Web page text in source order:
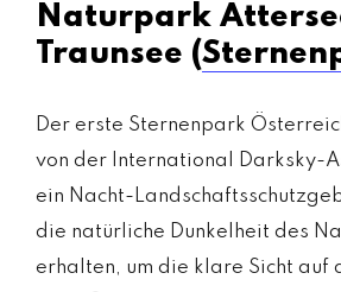
Naturpark
Traunsee (
Der erste Sternenpark
von der International Darksky-
ein Nacht-
die natürliche Dunkelheit des
erhalten, um die klare Sicht auf